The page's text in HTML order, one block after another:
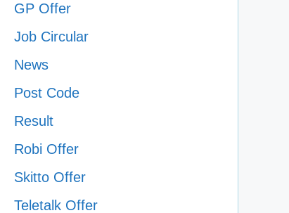
GP Offer
Job Circular
News
Post Code
Result
Robi Offer
Skitto Offer
Teletalk Offer